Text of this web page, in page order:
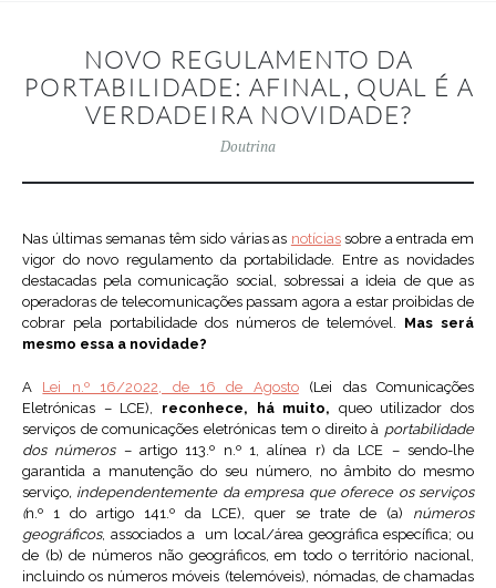
NOVO REGULAMENTO DA
PORTABILIDADE: AFINAL, QUAL É A
VERDADEIRA NOVIDADE?
Doutrina
Nas últimas semanas têm sido várias as notíciassobre a entrada em
vigor do novo regulamento da portabilidade. Entre as novidades
destacadas pela comunicação social, sobressai a ideia de que as
operadoras de telecomunicações passam agora a estar proibidas de
cobrar pela portabilidade dos números de telemóvel. Mas será
mesmo essa a novidade?
A Lei n.º 16/2022, de 16 de Agosto(Lei das Comunicações
Eletrónicas – LCE), reconhece, há muito, queo utilizador dos
serviços de comunicações eletrónicas tem o direito à portabilidade
dos números – artigo 113.º n.º 1, alínea r) da LCE – sendo-lhe
garantida a manutenção do seu número, no âmbito do mesmo
serviço, independentemente da empresa que oferece os serviços
(n.º 1 do artigo 141.º da LCE), quer se trate de (a) números
geográficos, associados a um local/área geográfica específica; ou
de (b) de números não geográficos, em todo o território nacional,
incluindo os números móveis (telemóveis), nómadas, de chamadas